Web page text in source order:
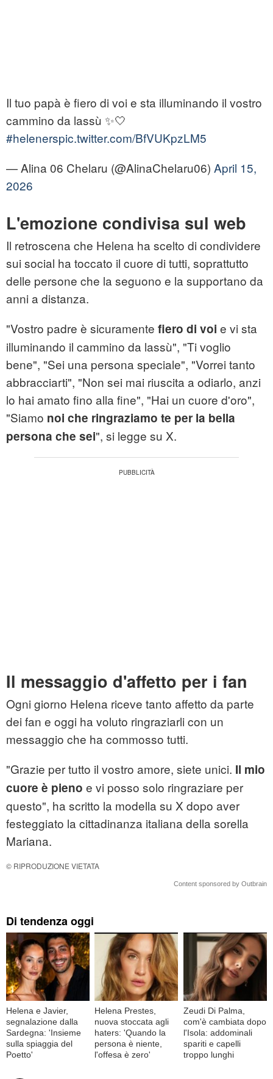
Il tuo papà è fiero di voi e sta illuminando il vostro
cammino da lassù ✨🤍
#helenerspic.twitter.com/BfVUKpzLM5
— Alina 06 Chelaru (@AlinaChelaru06) April 15,
2026
L'emozione condivisa sul web
Il retroscena che Helena ha scelto di condividere
sui social ha toccato il cuore di tutti, soprattutto
delle persone che la seguono e la supportano da
anni a distanza.
"Vostro padre è sicuramente fiero di voi e vi sta
illuminando il cammino da lassù", "Ti voglio
bene", "Sei una persona speciale", "Vorrei tanto
abbracciarti", "Non sei mai riuscita a odiarlo, anzi
lo hai amato fino alla fine", "Hai un cuore d'oro",
"Siamo noi che ringraziamo te per la bella
persona che sei", si legge su X.
Il messaggio d'affetto per i fan
Ogni giorno Helena riceve tanto affetto da parte
dei fan e oggi ha voluto ringraziarli con un
messaggio che ha commosso tutti.
"Grazie per tutto il vostro amore, siete unici. Il mio
cuore è pieno e vi posso solo ringraziare per
questo", ha scritto la modella su X dopo aver
festeggiato la cittadinanza italiana della sorella
Mariana.
© RIPRODUZIONE VIETATA
Content sponsored by Outbrain
Di tendenza oggi
Helena e Javier,
segnalazione dalla
Sardegna: 'Insieme
sulla spiaggia del
Poetto'
Helena Prestes,
nuova stoccata agli
haters: 'Quando la
persona è niente,
l'offesa è zero'
Zeudi Di Palma,
com'è cambiata dopo
l'Isola: addominali
spariti e capelli
troppo lunghi